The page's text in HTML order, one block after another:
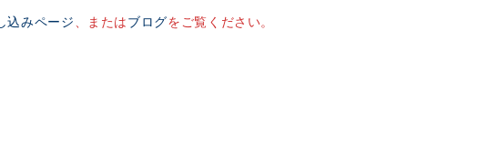
込みページ 、またはブログをご覧ください。